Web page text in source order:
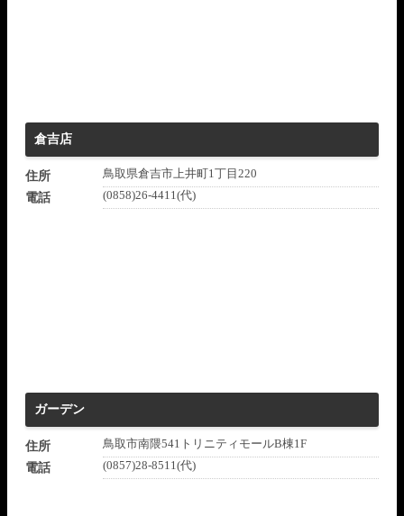
倉吉店
住所
鳥取県倉吉市上井町1丁目220
電話
(0858)26-4411(代)
ガーデン
住所
鳥取市南隈541トリニティモールB棟1F
電話
(0857)28-8511(代)